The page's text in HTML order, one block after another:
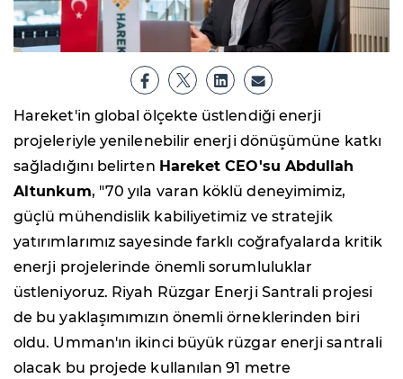
Hareket'in global ölçekte üstlendiği enerji
projeleriyle yenilenebilir enerji dönüşümüne katkı
sağladığını belirten Hareket CEO'su Abdullah
Altunkum, "70 yıla varan köklü deneyimimiz,
güçlü mühendislik kabiliyetimiz ve stratejik
yatırımlarımız sayesinde farklı coğrafyalarda kritik
enerji projelerinde önemli sorumluluklar
üstleniyoruz. Riyah Rüzgar Enerji Santrali projesi
de bu yaklaşımımızın önemli örneklerinden biri
oldu. Umman'ın ikinci büyük rüzgar enerji santrali
olacak bu projede kullanılan 91 metre